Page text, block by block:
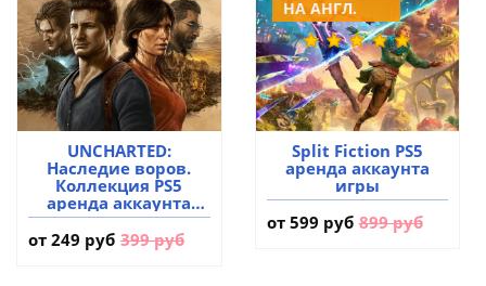
UNCHARTED:
Наследие воров.
Коллекция PS5
аренда аккаунта
игры
от 249 руб 399 руб
НА АНГЛ.
Split Fiction PS5
аренда аккаунта
игры
от 599 руб 899 руб